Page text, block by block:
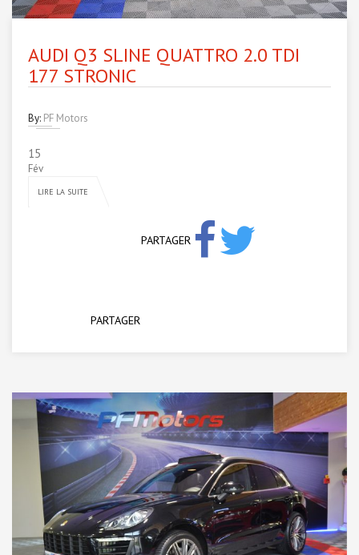
AUDI Q3 SLINE QUATTRO 2.0 TDI
177 STRONIC
By: PF Motors
15
Fév
LIRE LA SUITE
PARTAGER
PARTAGER